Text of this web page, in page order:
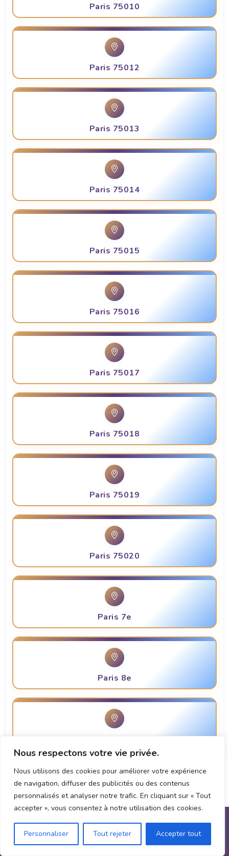
Nous respectons votre vie privée.
Nous utilisons des cookies pour améliorer votre expérience
de navigation, diffuser des publicités ou des contenus
personnalisés et analyser notre trafic. En cliquant sur « Tout
accepter », vous consentez à notre utilisation des cookies.
Personnaliser Tout rejeter Accepter tout
Paris 75010
Paris 75012
Paris 75013
Paris 75014
Paris 75015
Paris 75016
Paris 75017
Paris 75018
Paris 75019
Paris 75020
Paris 7e
Paris 8e